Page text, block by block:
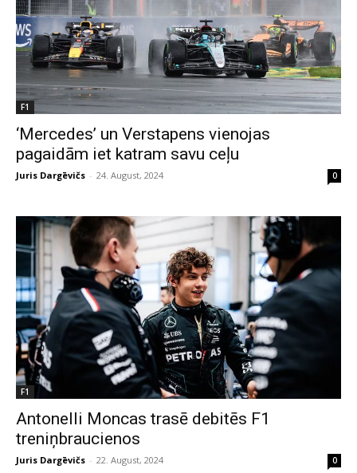
F1
‘Mercedes’ un Verstapens vienojas
pagaidām iet katram savu ceļu
Juris Dargēvičs - 24. August, 2024 0
F1
Antonelli Moncas trasē debitēs F1
treniņbraucienos
Juris Dargēvičs - 22. August, 2024 0